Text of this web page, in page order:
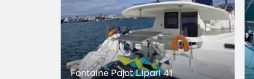
Fontaine Pajot Lipari 41